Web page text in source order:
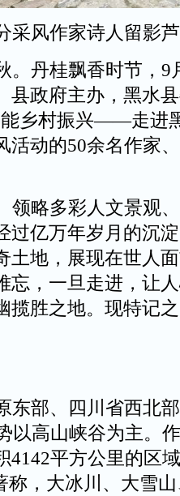
采风作家诗人留影
丹桂飘香时节，9
县政府主办，黑水
乡村振兴——走进
活动的50余名作家
略多彩人文景观
过亿万年岁月的沉
土地，展现在世人
忘，一旦走进，让
揽胜之地。现特记
部、四川省西北
以高山峡谷为主。
4142平方公里的区
称，大冰川、大雪